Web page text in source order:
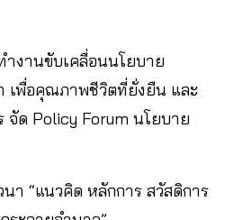
งานขับเคลื่อนนโยบาย
เพื่อคุณภาพชีวิตที่ยั่งยืน และ
จัด Policy Forum นโยบาย
นา “แนวคิด หลักการ สวัสดิการ